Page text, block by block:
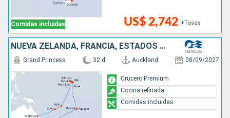
Comidas incluidas US$ 2,742 +Tasas
NUEVA ZELANDA, FRANCIA, ESTADOS UNIDOS, SAMOA, FIDJI (ISLAS), AUSTRALIA
Grand Princess 32 d Auckland 08/09/2027
Crucero Premium
Cocina refinada
Comidas incluidas